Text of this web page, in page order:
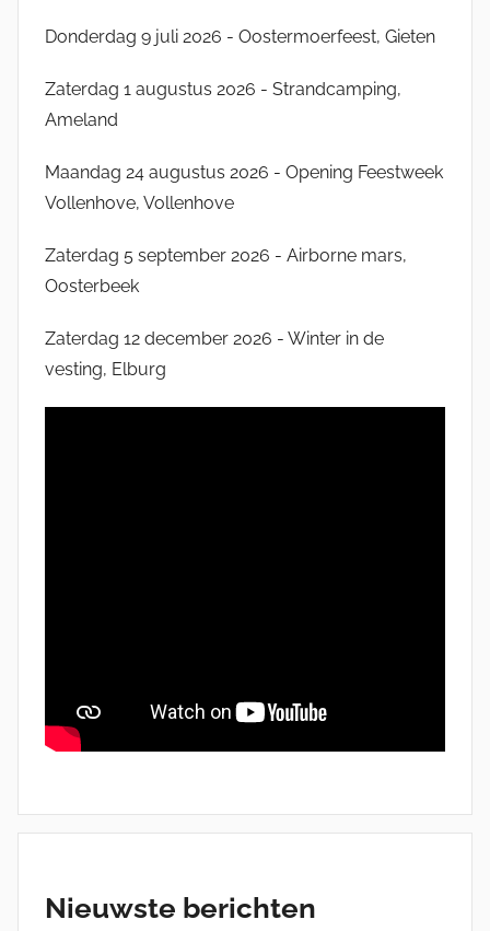
Donderdag 9 juli 2026 - Oostermoerfeest, Gieten
Zaterdag 1 augustus 2026 - Strandcamping,
Ameland
Maandag 24 augustus 2026 - Opening Feestweek
Vollenhove, Vollenhove
Zaterdag 5 september 2026 - Airborne mars,
Oosterbeek
Zaterdag 12 december 2026 - Winter in de
vesting, Elburg
Nieuwste berichten